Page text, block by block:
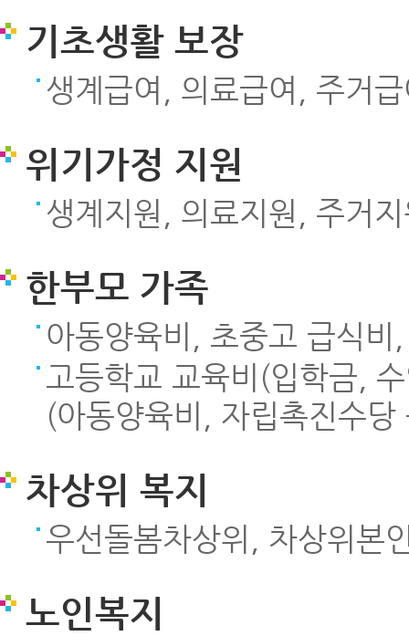
기초생활 보장
생계급여, 의료급여, 주거
위기가정 지원
생계지원, 의료지원, 주거
한부모 가족
아동양육비, 초중고 급식비
고등학교 교육비(입학금,
(아동양육비, 자립촉진수당
차상위 복지
우선돌봄차상위, 차상위본
노인복지